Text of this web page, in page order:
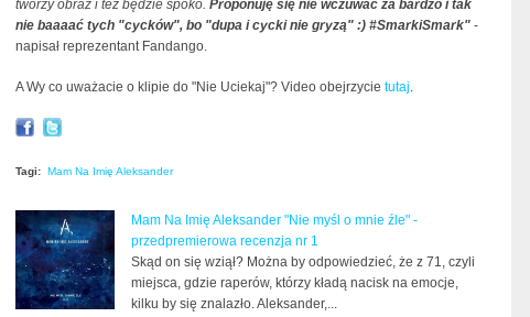
tworzy obraz i też będzie spoko. Proponuję się nie wczuwać za bardzo i tak
nie baaaać tych "cycków", bo "dupa i cycki nie gryzą" :) #SmarkiSmark" -
napisał reprezentant Fandango.
A Wy co uważacie o klipie do "Nie Uciekaj"? Video obejrzycie tutaj.
Tagi: Mam Na Imię Aleksander
Mam Na Imię Aleksander "Nie myśl o mnie źle" -
przedpremierowa recenzja nr 1
Skąd on się wziął? Można by odpowiedzieć, że z 71, czyli
miejsca, gdzie raperów, którzy kładą nacisk na emocje,
kilku by się znalazło. Aleksander,...